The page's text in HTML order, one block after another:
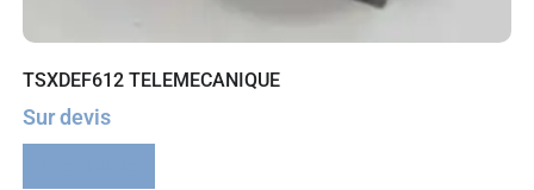
TSXDEF612 TELEMECANIQUE
Sur devis